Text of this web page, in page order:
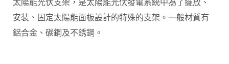
太陽能光伏支架，是太陽能光伏發電系統中為了擺放、
安裝、固定太陽能面板設計的特殊的支架。一般材質有
鋁合金、碳鋼及不銹鋼。